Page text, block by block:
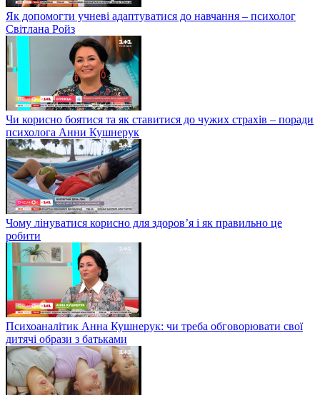
Як допомогти учневі адаптуватися до навчання – психолог
Світлана Ройз
Чи корисно боятися та як ставитися до чужих страхів – поради
психолога Анни Кушнерук
Чому лінуватися корисно для здоров’я і як правильно це
робити
Психоаналітик Анна Кушнерук: чи треба обговорювати свої
дитячі образи з батьками